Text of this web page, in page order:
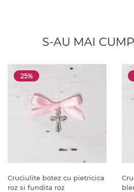
S-AU MAI
25%
Cruciulite botez cu pietricica
roz si fundita roz